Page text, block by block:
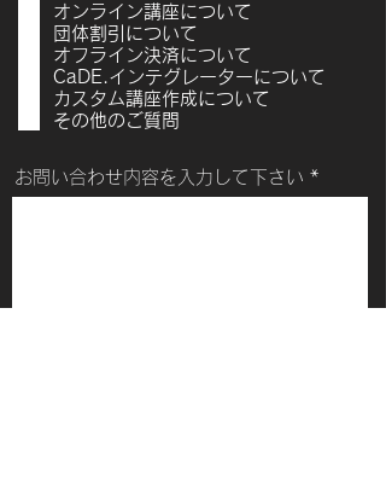
オンライン講座について
団体割引について
オフライン決済について
CaDE.インテグレーターについて
カスタム講座作成について
その他のご質問
お問い合わせ内容を入力して下さい